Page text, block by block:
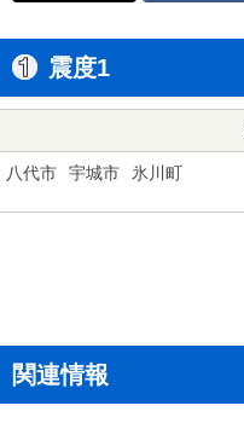
震度1
八代市 宇城市 氷川町
関連情報